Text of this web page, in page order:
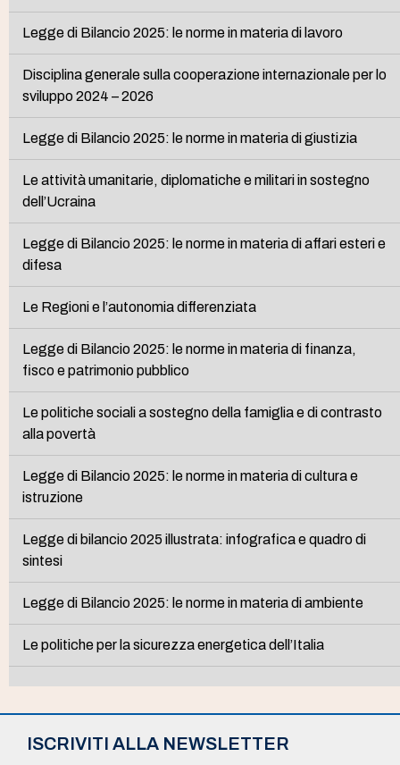
Legge di Bilancio 2025: le norme in materia di lavoro
Disciplina generale sulla cooperazione internazionale per lo
sviluppo 2024 – 2026
Legge di Bilancio 2025: le norme in materia di giustizia
Le attività umanitarie, diplomatiche e militari in sostegno
dell’Ucraina
Legge di Bilancio 2025: le norme in materia di affari esteri e
difesa
Le Regioni e l’autonomia differenziata
Legge di Bilancio 2025: le norme in materia di finanza,
fisco e patrimonio pubblico
Le politiche sociali a sostegno della famiglia e di contrasto
alla povertà
Legge di Bilancio 2025: le norme in materia di cultura e
istruzione
Legge di bilancio 2025 illustrata: infografica e quadro di
sintesi
Legge di Bilancio 2025: le norme in materia di ambiente
Le politiche per la sicurezza energetica dell’Italia
ISCRIVITI ALLA NEWSLETTER